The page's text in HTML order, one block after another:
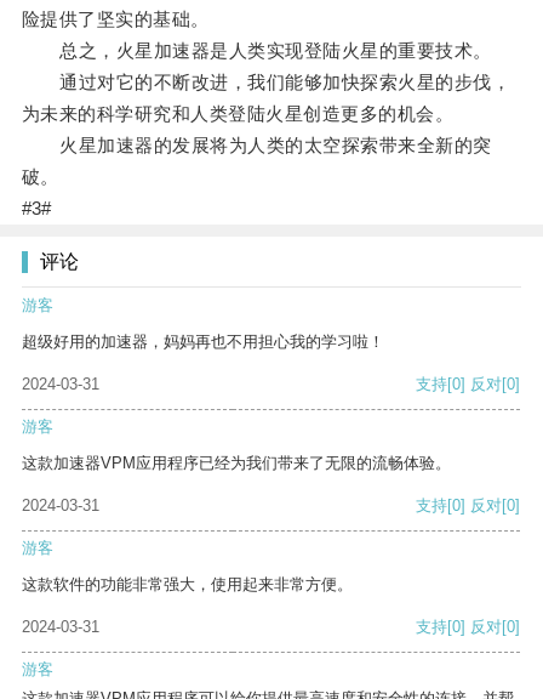
险提供了坚实的基础。
总之，火星加速器是人类实现登陆火星的重要技术。
通过对它的不断改进，我们能够加快探索火星的步伐，
为未来的科学研究和人类登陆火星创造更多的机会。
火星加速器的发展将为人类的太空探索带来全新的突
破。
#3#
评论
游客
超级好用的加速器，妈妈再也不用担心我的学习啦！
2024-03-31 支持[0] 反对[0]
游客
这款加速器VPM应用程序已经为我们带来了无限的流畅体验。
2024-03-31 支持[0] 反对[0]
游客
这款软件的功能非常强大，使用起来非常方便。
2024-03-31 支持[0] 反对[0]
游客